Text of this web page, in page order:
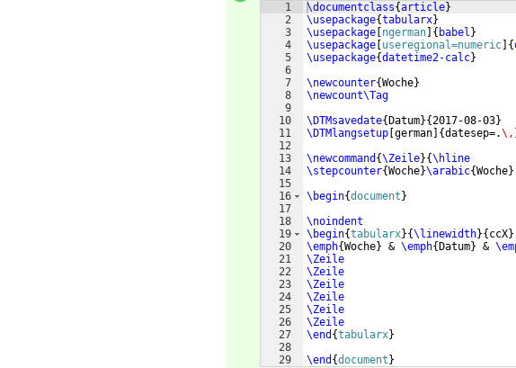
1
2
3
4
5
6
7
8
9
10
11
12
13
14
15
16
17
18
19
20
21
22
23
24
25
26
27
28
29
\documentclass{article}
\usepackage{tabularx}
\usepackage ngerman { babel }
\usepackage useregional=numeric {
\usepackage{datetime2-calc}
\newcounter{Woche}
\newcount\Tag
\DTMsavedate{ Datum}{2017-08-03}
\DTMlangsetup german {datesep=.\,
\newcommand {\Zeile}{\hline
\stepcounter{Woche}\arabic{Woche}
\begin{document }
\noindent
\begin{tabularx}{\linewidth}{ ccX}
\emph{Woche} & \emph{ Datum} &
\Zeile
\Zeile
\Zeile
\Zeile
\Zeile
\Zeile
\end {tabularx}
\end {document }